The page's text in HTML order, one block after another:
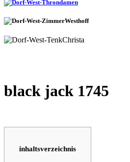
black jack 1745
inhaltsverzeichnis